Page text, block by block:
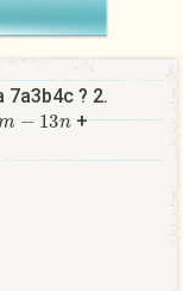
7a3b4c ? 2.
13 n +